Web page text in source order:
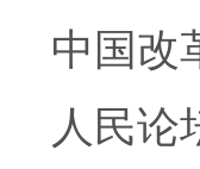
中国改
人民论